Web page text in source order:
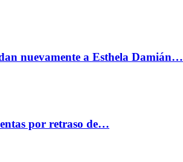
nuevamente a Esthela Damián…
por retraso de…